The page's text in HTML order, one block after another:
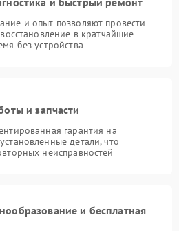
и опыт позволяют провести
в кратчайшие
без устройства
и запчасти
гарантия на
детали, что
неисправностей
и бесплатная